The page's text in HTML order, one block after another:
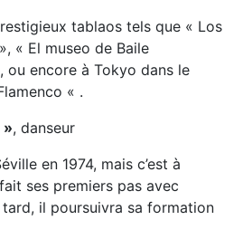
tablaos tels que « Los
« El museo de Baile
encore à Tokyo dans le
« .
», danseur
en 1974, mais c’est à
ses premiers pas avec
tard, il poursuivra sa formation